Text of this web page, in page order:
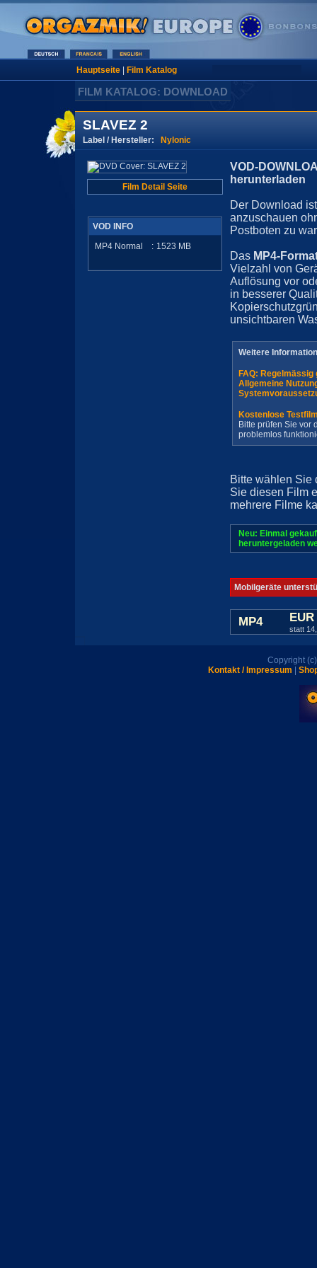
Hauptseite| Film Katalog
FILM KATALOG: DOWNLOAD
SLAVEZ 2
Label / Hersteller: Nylonic
Film Detail Seite
VOD INFO
MP4 Normal
: 1523 MB
VOD-
herunterladen
Der Download
anzuschauen
Postboten zu
Das MP4-
Vielzahl von
Auflösung vor
in besserer
unsichtbaren
Weitere
FAQ:
Allgemeine
Kostenlose
Bitte prüfen Sie vor
problemlos
Bitte wählen Sie
Sie diesen Film
mehrere Filme
Neu: Einmal
heruntergeladen
Mobilgeräte
MP4
statt
Copyright
Kontakt / Impressum